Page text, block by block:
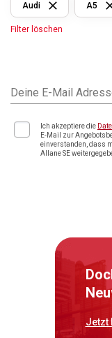
Audi A5
Filter löschen
Deine E-Mail
Ich akzeptiere die
E-Mail zur
einverstanden, dass
Allane SE
Jetzt